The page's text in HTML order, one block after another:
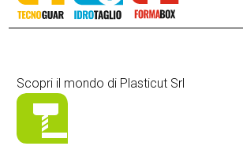
Scopri il mondo di Plasticut Srl